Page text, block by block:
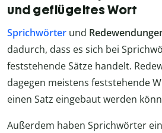
und geflügeltes Wort
Sprichwörter und
dadurch, dass es sich bei
feststehende Sätze handelt.
dagegen meistens feststehende
einen Satz eingebaut werden
Außerdem haben Sprichwörter